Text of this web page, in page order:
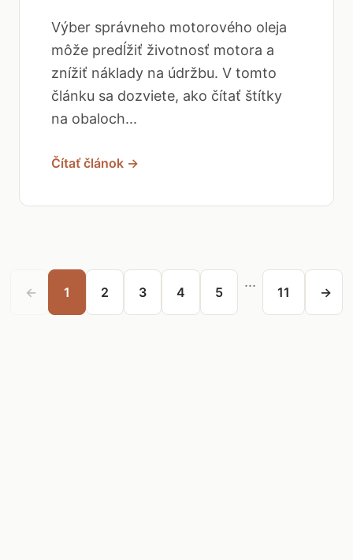
Výber správneho motorového oleja
môže predĺžiť životnosť motora a
znížiť náklady na údržbu. V tomto
článku sa dozviete, ako čítať štítky
na obaloch...
Čítať článok →
← 1 2 3 4 5
...
11 →